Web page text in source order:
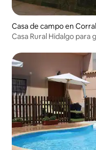
Casa de campo en
Casa Rural Hidalgo para